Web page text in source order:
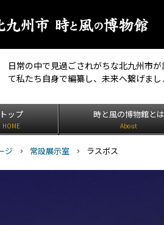
日常の中で見過ごされがちな北九州市
て私たち自身で編纂し、未来へ繋げまし
トップ
HOME
時と風の博物館とは
About
ジ 常設展示室 ラスボス